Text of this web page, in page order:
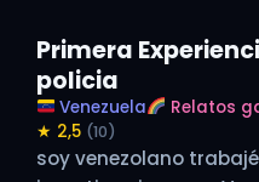
Primera
policia
Venezuela Relatos
★ 2,5 (10)
soy venezolano